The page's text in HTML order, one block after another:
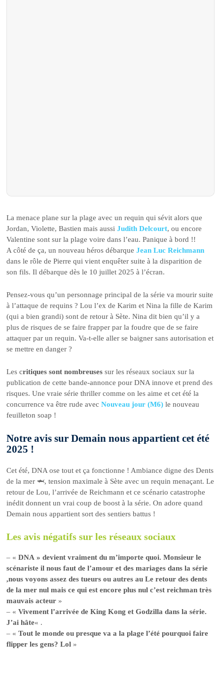
La menace plane sur la plage avec un requin qui sévit alors que
Jordan, Violette, Bastien mais aussiJudith Delcourt, ou encore
Valentine sont sur la plage voire dans l’eau. Panique à bord !!
A côté de ça, un nouveau héros débarqueJean Luc Reichmann
dans le rôle de Pierre qui vient enquêter suite à la disparition de
son fils. Il débarque dès le 10 juillet 2025 à l’écran.
Pensez-vous qu’un personnage principal de la série va mourir suite
à l’attaque de requins ? Lou l’ex de Karim et Nina la fille de Karim
(qui a bien grandi) sont de retour à Sète. Nina dit bien qu’il y a
plus de risques de se faire frapper par la foudre que de se faire
attaquer par un requin. Va-t-elle aller se baigner sans autorisation et
se mettre en danger ?
Les critiques sont nombreusessur les réseaux sociaux sur la
publication de cette bande-annonce pour DNA innove et prend des
risques. Une vraie série thriller comme on les aime et cet été la
concurrence va être rude avecNouveau jour (M6) le nouveau
feuilleton soap !
Notre avis sur Demain nous appartient cet été
2025 !
Cet été, DNA ose tout et ça fonctionne ! Ambiance digne des Dents
de la mer 🦈, tension maximale à Sète avec un requin menaçant. Le
retour de Lou, l’arrivée de Reichmann et ce scénario catastrophe
inédit donnent un vrai coup de boost à la série. On adore quand
Demain nous appartient sort des sentiers battus !
Les avis négatifs sur les réseaux sociaux
– «DNA » devient vraiment du m’importe quoi. Monsieur le
scénariste il nous faut de l’amour et des mariages dans la série
,nous voyons assez des tueurs ou autres au Le retour des dents
de la mer nul mais ce qui est encore plus nul c’est reichman très
mauvais acteur »
– «Vivement l’arrivée de King Kong et Godzilla dans la série.
J’ai hâte« .
– «Tout le monde ou presque va a la plage l’été pourquoi faire
flipper les gens? Lol »